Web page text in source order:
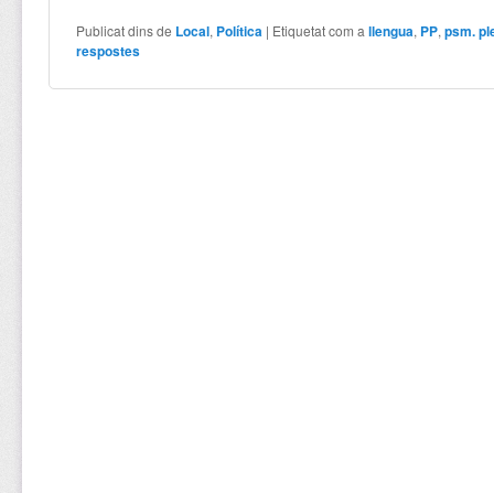
Publicat dins de Local, Política | Etiquetat com a llengua, PP,psm.
respostes